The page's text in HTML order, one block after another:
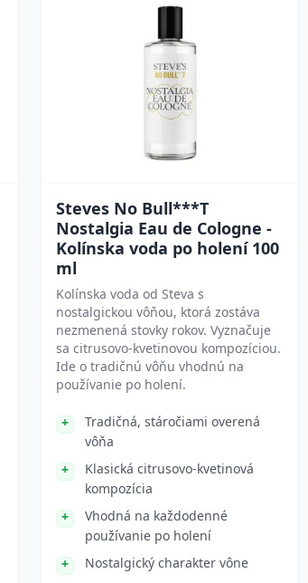
Steves No Bull***T
Nostalgia Eau de Cologne -
Kolínska voda po holení 100
ml
Kolínska voda od Steva s
nostalgickou vôňou, ktorá zostáva
nezmenená stovky rokov. Vyznačuje
sa citrusovo-kvetinovou kompozíciou.
Ide o tradičnú vôňu vhodnú na
používanie po holení.
Tradičná, stáročiami overená
vôňa
Klasická citrusovo-kvetinová
kompozícia
Vhodná na každodenné
používanie po holení
Nostalgický charakter vône